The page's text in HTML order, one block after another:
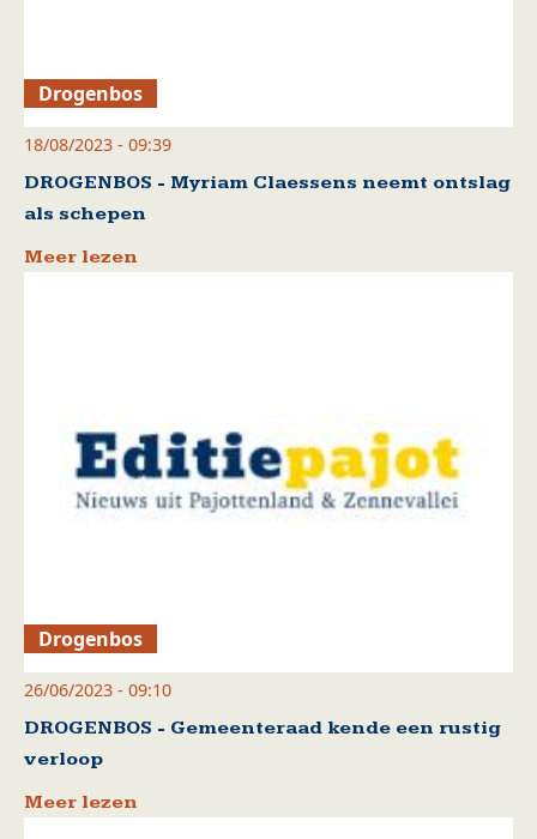
Drogenbos
18/08/2023 - 09:39
DROGENBOS - Myriam Claessens neemt ontslag
als schepen
Meer lezen
Drogenbos
26/06/2023 - 09:10
DROGENBOS - Gemeenteraad kende een rustig
verloop
Meer lezen